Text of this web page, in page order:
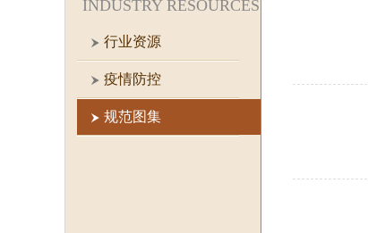
INDUSTRY RESOURCES
行业资源
疫情防控
规范图集